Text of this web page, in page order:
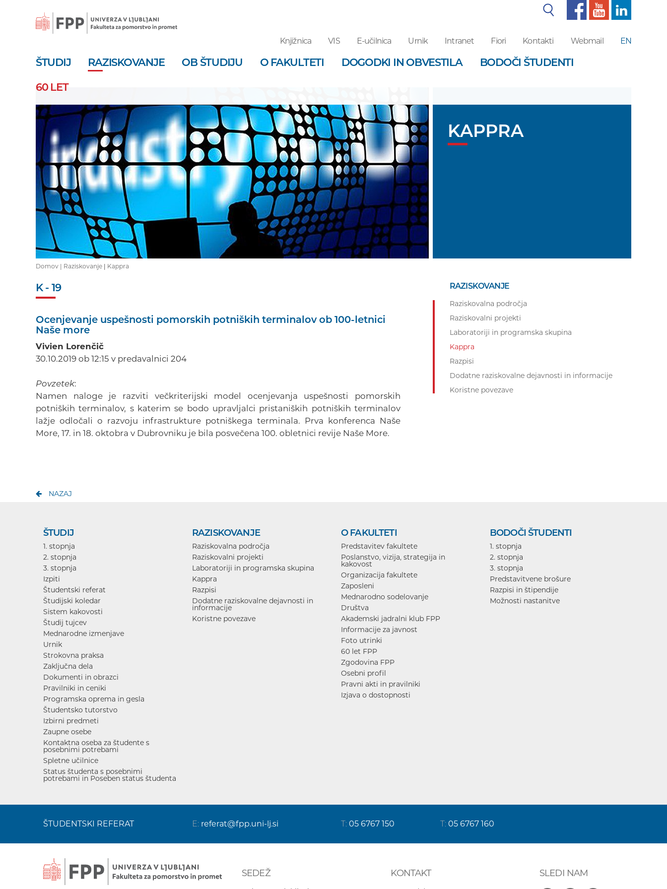
vsebino
Iskalnik
Knjižnica VIS E-učilnica Urnik Intranet Fiori Kontakti Webmail EN
ŠTUDIJ RAZISKOVANJE OB ŠTUDIJU O FAKULTETI DOGODKI IN OBVESTILA
BODOČI ŠTUDENTI
60 LET
KAPPRA
Domov | Raziskovanje | Kappra
K - 19
Ocenjevanje uspešnosti pomorskih potniških terminalov ob 100-letnici
Naše more
Vivien Lorenčič
30.10.2019 ob 12:15 v predavalnici 204
Povzetek:
Namen naloge je razviti večkriterijski model ocenjevanja uspešnosti pomorskih
potniških terminalov, s katerim se bodo upravljalci pristaniških potniških terminalov
lažje odločali o razvoju infrastrukture potniškega terminala. Prva konferenca Naše
More, 17. in 18. oktobra v Dubrovniku je bila posvečena 100. obletnici revije Naše More.
RAZISKOVANJE
Raziskovalna področja
Raziskovalni projekti
Laboratoriji in programska skupina
Kappra
Razpisi
Dodatne raziskovalne dejavnosti in informacije
Koristne povezave
NAZAJ
ŠTUDIJ
1. stopnja
2. stopnja
3. stopnja
Izpiti
Študentski referat
Študijski koledar
Sistem kakovosti
Študij tujcev
Mednarodne izmenjave
Urnik
Strokovna praksa
Zaključna dela
Dokumenti in obrazci
Pravilniki in ceniki
Programska oprema in gesla
Študentsko tutorstvo
Izbirni predmeti
Zaupne osebe
Kontaktna oseba za študente s
posebnimi potrebami
Spletne učilnice
Status študenta s posebnimi
potrebami in Poseben status študenta
RAZISKOVANJE
Raziskovalna področja
Raziskovalni projekti
Laboratoriji in programska skupina
Kappra
Razpisi
Dodatne raziskovalne dejavnosti in
informacije
Koristne povezave
O FAKULTETI
Predstavitev fakultete
Poslanstvo, vizija, strategija in
kakovost
Organizacija fakultete
Zaposleni
Mednarodno sodelovanje
Društva
Akademski jadralni klub FPP
Informacije za javnost
Foto utrinki
60 let FPP
Zgodovina FPP
Osebni profil
Pravni akti in pravilniki
Izjava o dostopnosti
BODOČI ŠTUDENTI
1. stopnja
2. stopnja
3. stopnja
Predstavitvene brošure
Razpisi in štipendije
Možnosti nastanitve
ŠTUDENTSKI REFERAT E: referat@fpp.uni-lj.si T: 05 6767 150 T: 05 6767 160
SEDEŽ KONTAKT SLEDI NAM